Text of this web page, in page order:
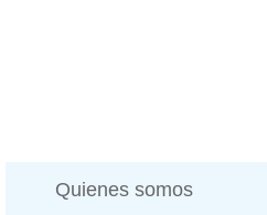
Quienes somos